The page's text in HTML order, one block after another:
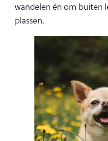
wandelen én om buiten
plassen.